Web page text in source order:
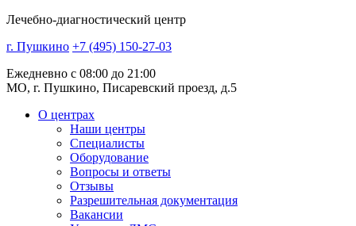
Лечебно-диагностический центр
г. Пушкино +7 (495) 150-27-03
Ежедневно с 08:00 до 21:00
МО, г. Пушкино, Писаревский проезд, д.5
О центрах
Наши центры
Специалисты
Оборудование
Вопросы и ответы
Отзывы
Разрешительная документация
Вакансии